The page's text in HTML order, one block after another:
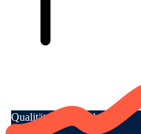
Qualität für Menschen